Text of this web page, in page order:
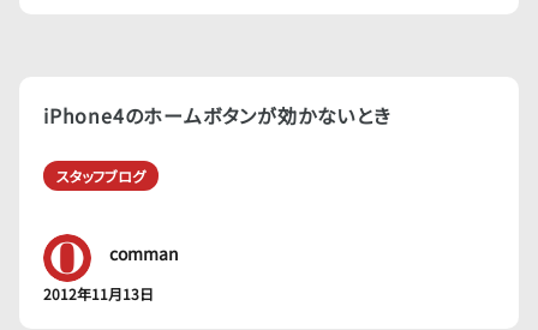
iPhone4のホームボタンが効かないとき
スタッフブログ
comman
2012年11月13日